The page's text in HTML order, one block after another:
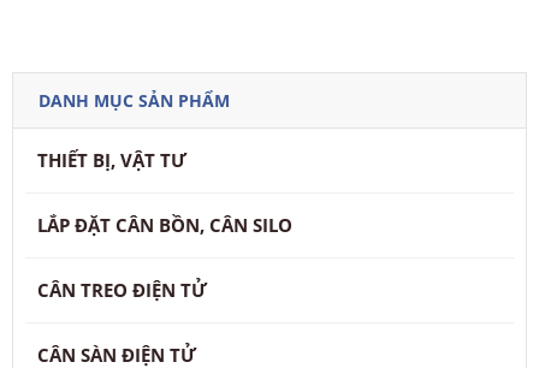
DANH MỤC SẢN PHẨM
THIẾT BỊ, VẬT TƯ
LẮP ĐẶT CÂN BỒN, CÂN SILO
CÂN TREO ĐIỆN TỬ
CÂN SÀN ĐIỆN TỬ